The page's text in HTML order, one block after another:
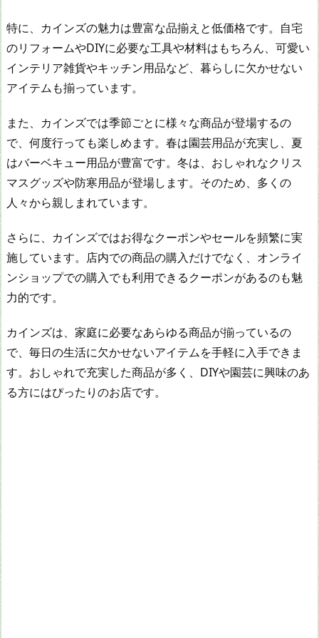
特に、カインズの魅力は豊富な品揃えと低価格です。自宅
のリフォームやDIYに必要な工具や材料はもちろん、可愛い
インテリア雑貨やキッチン用品など、暮らしに欠かせない
アイテムも揃っています。
また、カインズでは季節ごとに様々な商品が登場するの
で、何度行っても楽しめます。春は園芸用品が充実し、夏
はバーベキュー用品が豊富です。冬は、おしゃれなクリス
マスグッズや防寒用品が登場します。そのため、多くの
人々から親しまれています。
さらに、カインズではお得なクーポンやセールを頻繁に実
施しています。店内での商品の購入だけでなく、オンライ
ンショップでの購入でも利用できるクーポンがあるのも魅
力的です。
カインズは、家庭に必要なあらゆる商品が揃っているの
で、毎日の生活に欠かせないアイテムを手軽に入手できま
す。おしゃれで充実した商品が多く、DIYや園芸に興味のあ
る方にはぴったりのお店です。